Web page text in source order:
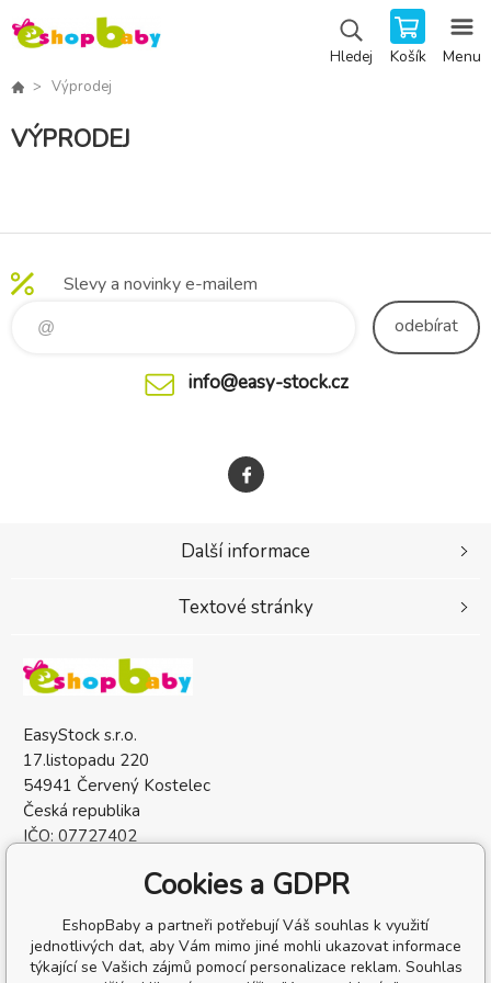
Hledej Košík Menu
Výprodej
VÝPRODEJ
Slevy a novinky e-mailem
odebírat
info@easy-stock.cz
EasyStock s.r.o.
17.listopadu 220
54941 Červený Kostelec
Česká republika
IČO: 07727402
Další informace
Textové stránky
Cookies a GDPR
EshopBaby a partneři potřebují Váš souhlas k využití
jednotlivých dat, aby Vám mimo jiné mohli ukazovat informace
týkající se Vašich zájmů pomocí personalizace reklam. Souhlas